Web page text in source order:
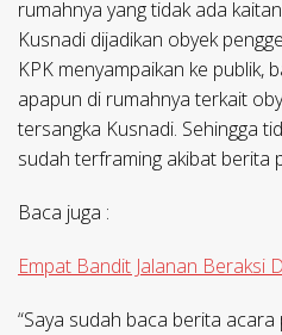
rumahnya yang tidak ada
Kusnadi dijadikan obyek
KPK menyampaikan ke publik,
apapun di rumahnya terkait
tersangka Kusnadi. Sehingga
sudah terframing akibat berita
Baca juga :
Empat Bandit Jalanan Beraksi
“Saya sudah baca berita